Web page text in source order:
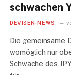
schwachen
DEVISEN-NEWS
Die gemeinsame
womöglich nur
Schwäche des